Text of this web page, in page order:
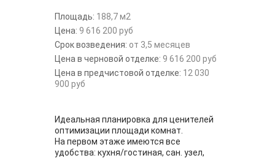
Площадь: 188,7 м2
Цена: 9 616 200 руб
Срок возведения: от 3,5 месяцев
Цена в черновой отделке: 9 616 200 руб
Цена в предчистовой отделке: 12 030
900 руб
Идеальная планировка для ценителей
оптимизации площади комнат.
На первом этаже имеются все
удобства: кухня/гостиная, сан. узел,